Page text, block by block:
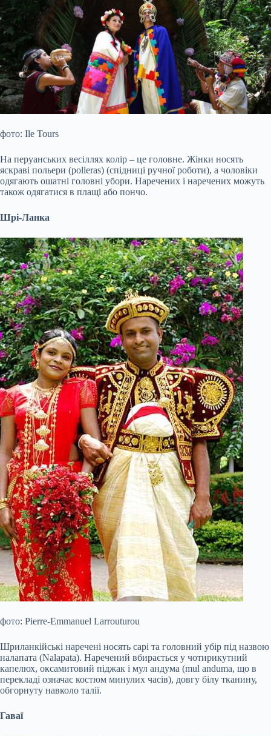
фото: Ile Tours
На перуанських весіллях колір – це головне. Жінки носять
яскраві польери (polleras) (спідниці ручної роботи), а чоловіки
одягають ошатні головні убори. Наречених і наречених можуть
також одягатися в плащі або пончо.
Шрі-Ланка
фото: Pierre-Emmanuel Larrouturou
Шриланкійські наречені носять сарі та головний убір під назвою
налапата (Nalapata). Наречений вбирається у чотирикутний
капелюх, оксамитовий піджак і мул андума (mul anduma, що в
перекладі означає костюм минулих часів), довгу білу тканину,
обгорнуту навколо талії.
Гаваї